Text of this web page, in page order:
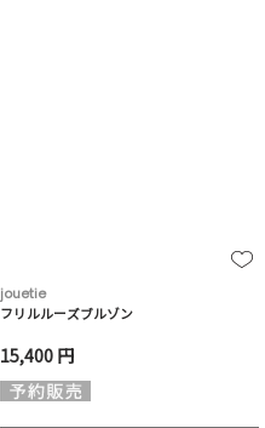
jouetie
フリルルーズブルゾン
15,400 円